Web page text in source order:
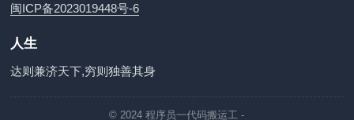
闽ICP备2023019448号-6
人生
达则兼济天下,穷则独善其身
© 2024程序员一代码搬运工 -